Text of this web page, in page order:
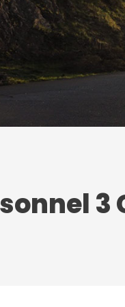
3